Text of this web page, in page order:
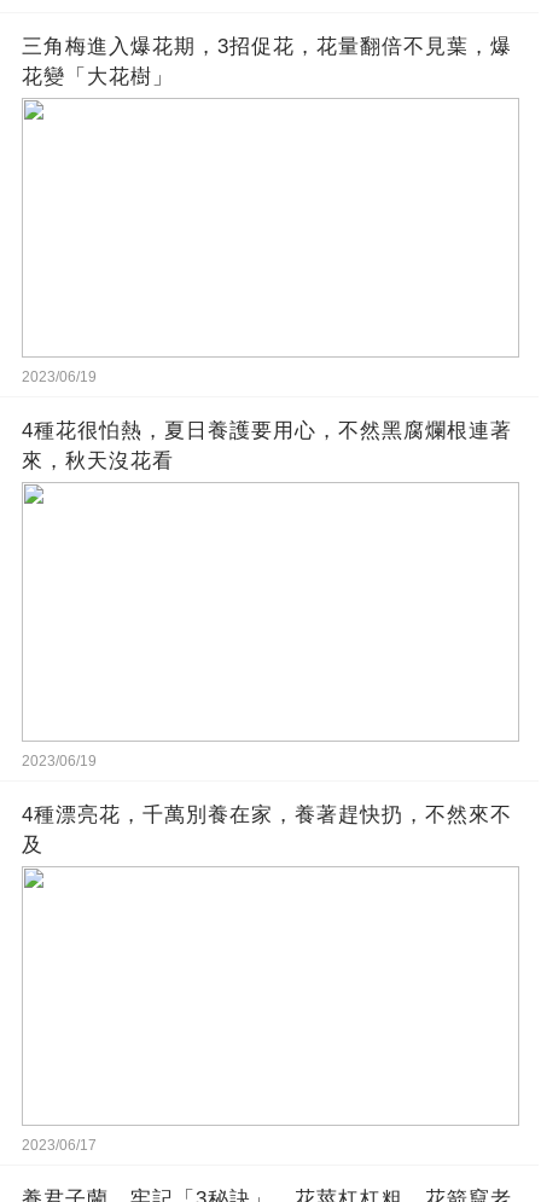
三角梅進入爆花期，3招促花，花量翻倍不見葉，爆
花變「大花樹」
2023/06/19
4種花很怕熱，夏日養護要用心，不然黑腐爛根連著
來，秋天沒花看
2023/06/19
4種漂亮花，千萬別養在家，養著趕快扔，不然來不
及
2023/06/17